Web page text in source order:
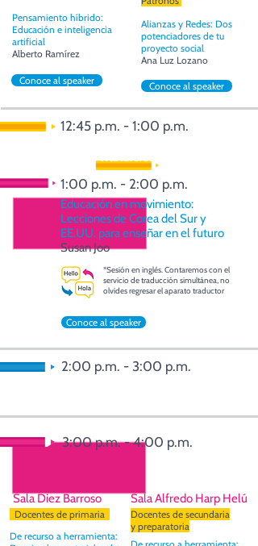
Pensamiento híbrido:
Educación e inteligencia
artificial
Alberto Ramírez
Alianzas y Redes: Dos
potenciadores de tu
proyecto social
Ana Luz Lozano
Conoce al speaker
Conoce al speaker
12:45 p.m. - 1:00 p.m.
Transición
1:00 p.m. - 2:00 p.m.
Educación en movimiento:
Lecciones de Corea del Sur y
EE.UU. para enseñar en el futuro
Susan Joo
*Sesión en inglés. Contaremos con el
servicio de traducción simultánea, no
olvides regresar el aparato traductor
Conoce al speaker
2:00 p.m. - 3:00 p.m.
3:00 p.m. - 4:00 p.m.
Sala Diez Barroso Sala Alfredo Harp Helú
Docentes de primaria
De recurso a herramienta:
Docentes de secundaria
y preparatoria